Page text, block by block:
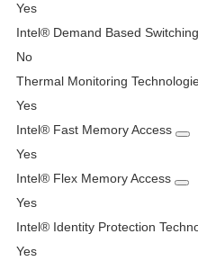
Yes
Intel® Demand Based Switching
No
Thermal Monitoring
Yes
Intel® Fast Memory Access
Yes
Intel® Flex Memory Access
Yes
Intel® Identity Protection
Yes